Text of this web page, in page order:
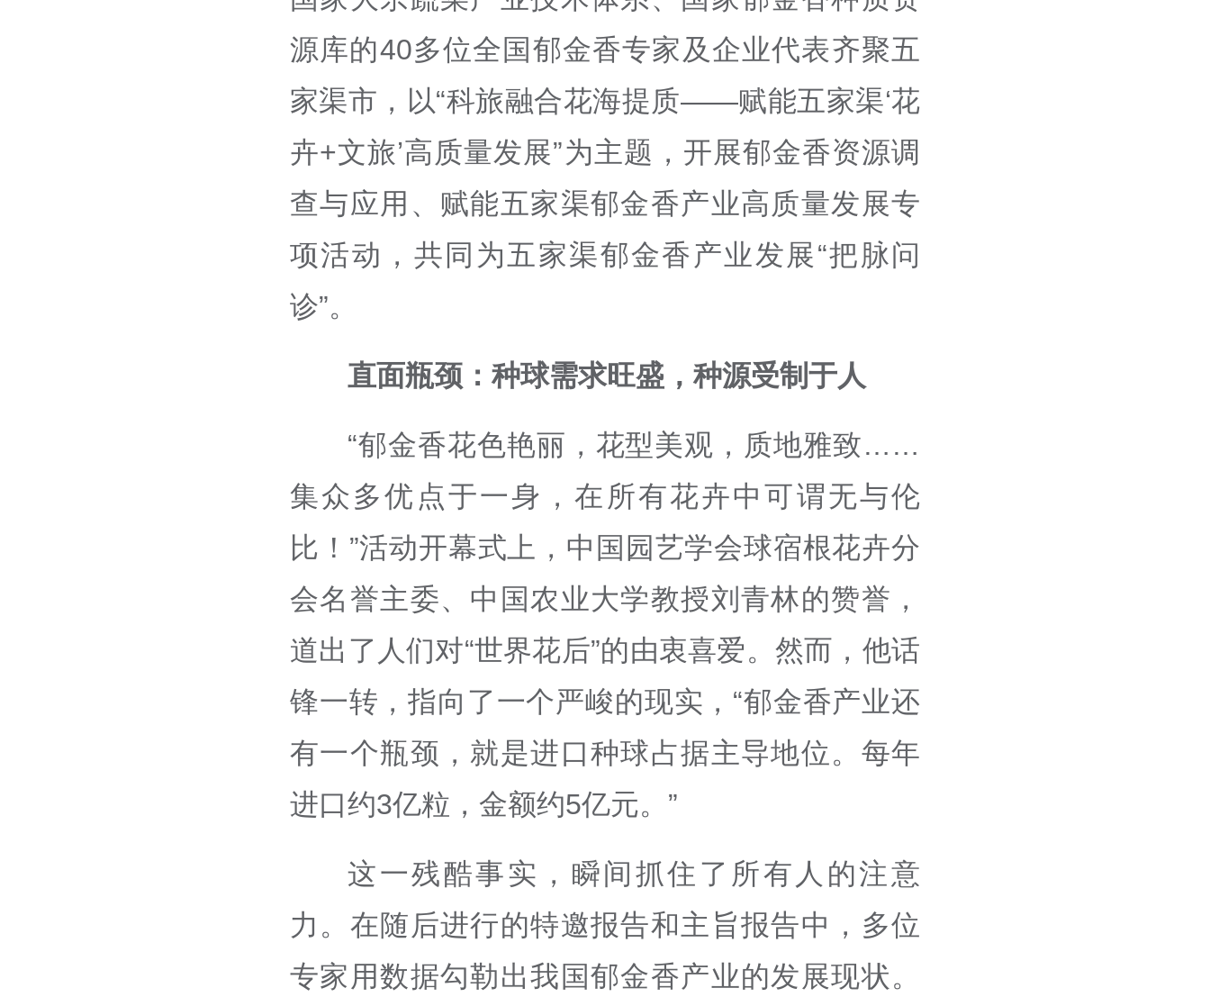
源库的40多位全国郁金香专家及企业代表齐聚五
家渠市，以“科旅融合花海提质——赋能五家渠‘花
卉+文旅’高质量发展”为主题，开展郁金香资源调
查与应用、赋能五家渠郁金香产业高质量发展专
项活动，共同为五家渠郁金香产业发展“把脉问
诊”。
直面瓶颈：种球需求旺盛，种源受制于人
“郁金香花色艳丽，花型美观，质地雅致……
集众多优点于一身，在所有花卉中可谓无与伦
比！”活动开幕式上，中国园艺学会球宿根花卉分
会名誉主委、中国农业大学教授刘青林的赞誉，
道出了人们对“世界花后”的由衷喜爱。然而，他话
锋一转，指向了一个严峻的现实，“郁金香产业还
有一个瓶颈，就是进口种球占据主导地位。每年
进口约3亿粒，金额约5亿元。”
这一残酷事实，瞬间抓住了所有人的注意
力。在随后进行的特邀报告和主旨报告中，多位
专家用数据勾勒出我国郁金香产业的发展现状。